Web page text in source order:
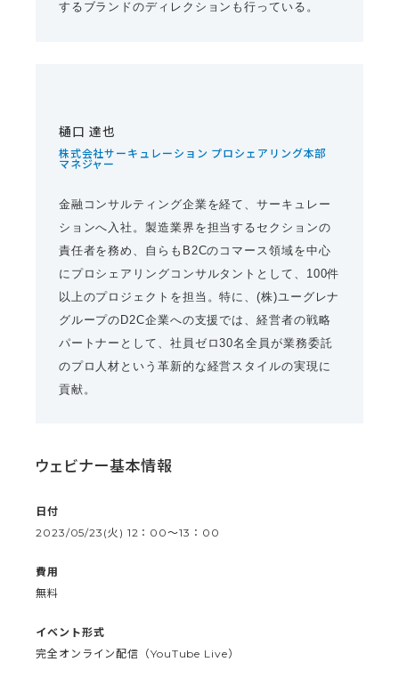
するブランドのディレクションも行っている。
樋口 達也
株式会社サーキュレーション プロシェアリング本部
マネジャー
金融コンサルティング企業を経て、サーキュレー
ションへ入社。製造業界を担当するセクションの
責任者を務め、自らもB2Cのコマース領域を中心
にプロシェアリングコンサルタントとして、100件
以上のプロジェクトを担当。特に、(株)ユーグレナ
グループのD2C企業への支援では、経営者の戦略
パートナーとして、社員ゼロ30名全員が業務委託
のプロ人材という革新的な経営スタイルの実現に
貢献。
ウェビナー基本情報
日付
2023/05/23(火) 12：00〜13：00
費用
無料
イベント形式
完全オンライン配信（YouTube Live）